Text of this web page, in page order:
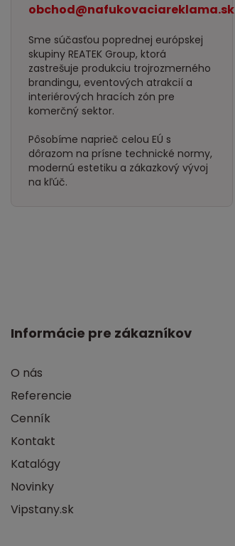
obchod@nafukovaciareklama.sk
Sme súčasťou poprednej európskej
skupiny REATEK Group, ktorá
zastrešuje produkciu trojrozmerného
brandingu, eventových atrakcií a
interiérových hracích zón pre
komerčný sektor.
Pôsobíme naprieč celou EÚ s
dôrazom na prísne technické normy,
modernú estetiku a zákazkový vývoj
na kľúč.
Informácie pre zákazníkov
O nás
Referencie
Cenník
Kontakt
Katalógy
Novinky
Vipstany.sk